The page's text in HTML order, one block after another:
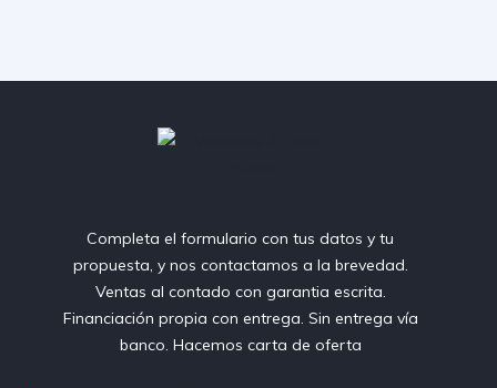
Completa el formulario con tus datos y tu
propuesta, y nos contactamos a la brevedad.
Ventas al contado con garantia escrita.
Financiación propia con entrega. Sin entrega vía
banco. Hacemos carta de oferta